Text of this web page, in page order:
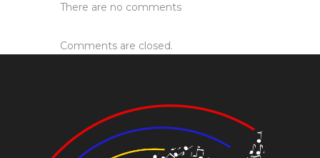
There are no comments
Comments are closed.